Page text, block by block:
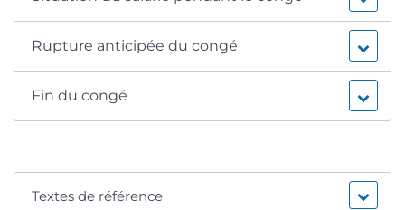
Rupture anticipée du congé
Fin du congé
Textes de référence